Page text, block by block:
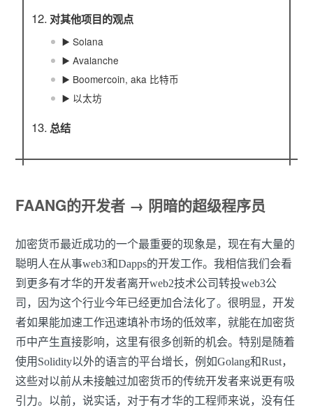
对其他项目的观点
▶️ Solana
▶️ Avalanche
▶️ Boomercoin, aka 比特币
▶️ 以太坊
总结
FAANG的开发者 → 阴暗的超级程序员
加密货币最近成功的一个最重要的现象是，现在有大量的
聪明人在从事web3和Dapps的开发工作。我相信我们会看
到更多有才华的开发者离开web2技术公司转投web3公
司，因为这个行业今年已经更加合法化了。很明显，开发
者如果能加速工作迅速填补市场的低效率，就能在加密货
币中产生直接影响，这里有很多创新的机会。特别是随着
使用Solidity以外的语言的平台增长，例如Golang和Rust，
这些对以前从未接触过加密货币的传统开发者来说更有吸
引力。以前，说实话，对于有才华的工程师来说，没有任